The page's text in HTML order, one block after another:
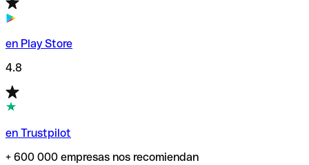
en Play Store
4.8
en Trustpilot
+ 600 000 empresas nos recomiendan